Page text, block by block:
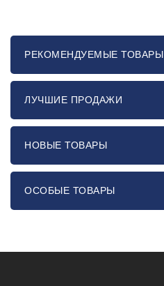
РЕКОМЕНДУЕМЫЕ ТОВАРЫ
ЛУЧШИЕ ПРОДАЖИ
НОВЫЕ ТОВАРЫ
ОСОБЫЕ ТОВАРЫ